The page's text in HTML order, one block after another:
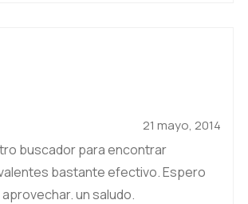
21 mayo, 2014
buscador para encontrar
bastante efectivo. Espero
un saludo.